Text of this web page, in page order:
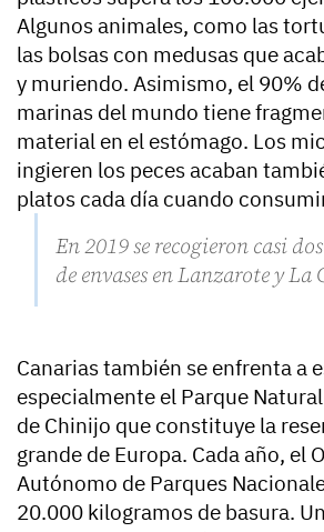
Algunos animales, como las
las bolsas con medusas que
y muriendo. Asimismo, el 90%
marinas del mundo tiene
material en el estómago. Los
ingieren los peces acaban
platos cada día cuando
En 2019 se recogieron casi
de envases en Lanzarote y La
Canarias también se enfrenta a
especialmente el Parque
de Chinijo que constituye la
grande de Europa. Cada año, el
Autónomo de Parques
20.000 kilogramos de basura.